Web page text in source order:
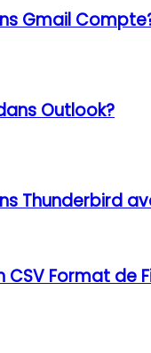
Gmail
Outlook?
Thunderbird
Format de